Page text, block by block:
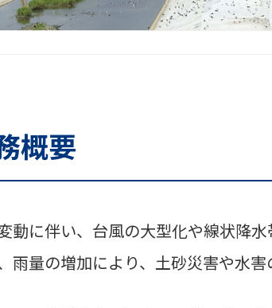
概要
動に伴い、台風の大型化や線状降
雨量の増加により、土砂災害や水害